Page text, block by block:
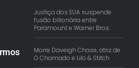
Justiça dos EUA suspende
fusão bilionária entre
Paramount e Warner Bros.
Morre Daveigh Chase, atriz de
O Chamado e Lilo & Stitch